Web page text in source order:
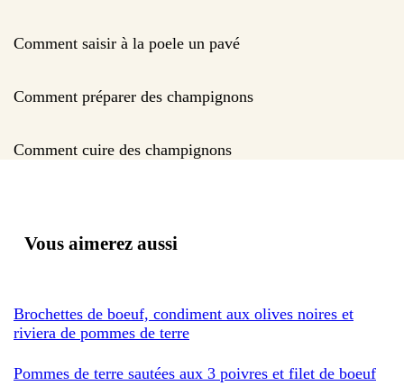
Comment saisir à la poele un pavé
Comment préparer des champignons
Comment cuire des champignons
Vous aimerez aussi
Brochettes de boeuf, condiment aux olives noires et
riviera de pommes de terre
Pommes de terre sautées aux 3 poivres et filet de boeuf